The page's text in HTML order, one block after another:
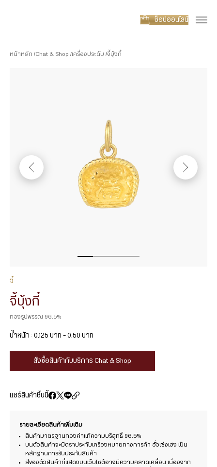
ช็อปออนไลน์
หน้าหลัก Chat & Shop เครื่องประดับ จี้บุ้งกี๋
จี้
จี้บุ้งกี๋
ทองรูปพรรณ 96.5%
น้ำหนัก : 0.125 บาท – 0.50 บาท
สั่งซื้อสินค้ากับบริการ Chat & Shop
แชร์สินค้าชิ้นนี้
รายละเอียดสินค้าเพิ่มเติม
สินค้ามาตรฐานทองคำแท้ความบริสุทธิ์ 96.5%
บนตัวสินค้าจะมีตราประทับเครื่องหมายทางการค้า ฮั่วเซ่งเฮง เป็น
หลักฐานการรับประกันสินค้า
สีของตัวสินค้าที่แสดงบนเว็บไซต์อาจมีความคลาดเคลื่อน เนื่องจาก